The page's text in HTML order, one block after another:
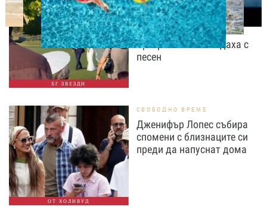
БГ ЗВЕЗДИ
Дъщерята на Тодор
Батков вдигна сватба,
Стоичков и Братя
Аргирови я изненадаха с
песен
ОТ ХОЛИВУД
СВОБОДНО ВРЕМЕ
Дженифър Лопес събира
спомени с близнаците си
преди да напуснат дома